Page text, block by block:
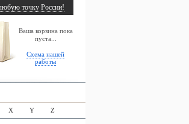
Ваша корзина пока
пуста...
Схема нашей
работы
точку России!
X Y Z